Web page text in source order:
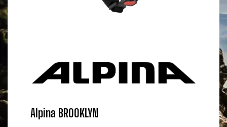
Alpina BROOKLYN